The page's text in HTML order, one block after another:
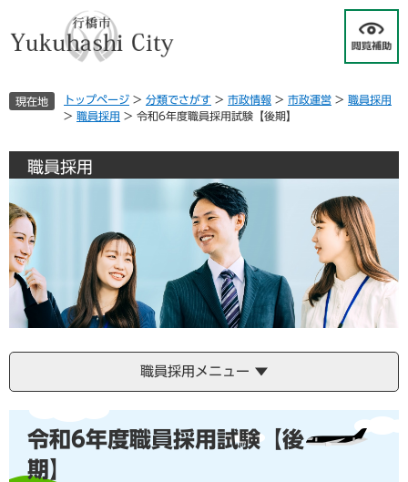
本
文
へ
現在地 トップページ > 分類でさがす > 市政情報 > 市政運営 > 職員採用
> 職員採用 > 令和6年度職員採用試験【後期】
職員採用
職員採用メニュー
令和6年度職員採用試験【後
期】